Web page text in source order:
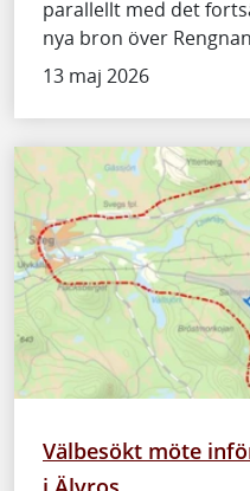
parallellt med det
nya bron över
13 maj 2026
Välbesökt möte